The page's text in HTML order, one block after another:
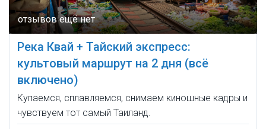
Река Квай + Тайский экспресс:
культовый маршрут на 2 дня (всё
включено)
Купаемся, сплавляемся, снимаем киношные кадры и
чувствуем тот самый Таиланд.